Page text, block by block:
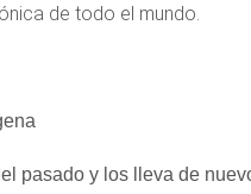
de todo el mundo.
pasado y los lleva de